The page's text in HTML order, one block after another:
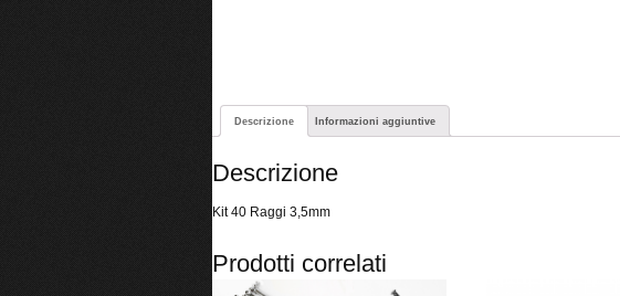
Descrizione Informazioni aggiuntive
Descrizione
Kit 40 Raggi 3,5mm
Prodotti correlati